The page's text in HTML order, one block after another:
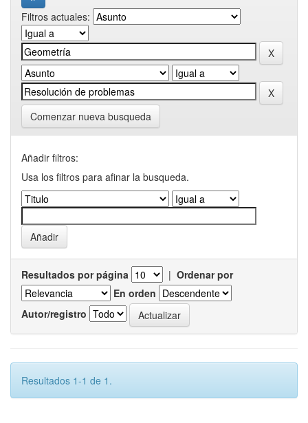
Filtros actuales:
Comenzar nueva busqueda
Añadir filtros:
Usa los filtros para afinar la busqueda.
Resultados por página | Ordenar por
En orden
Autor/registro
Resultados 1-1 de 1.